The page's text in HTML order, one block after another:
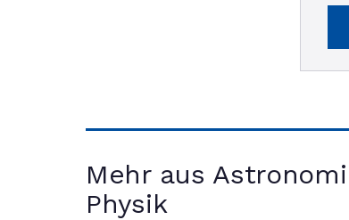
Mehr aus
Physik